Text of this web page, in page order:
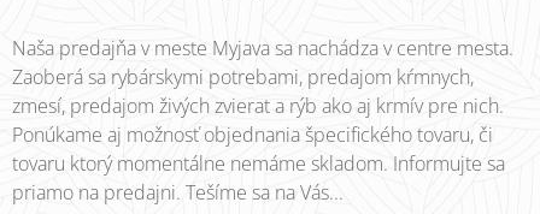
Naša predajňa v meste Myjava sa nachádza v centre mesta.
Zaoberá sa rybárskymi potrebami, predajom kŕmnych,
zmesí, predajom živých zvierat a rýb ako aj krmív pre nich.
Ponúkame aj možnosť objednania špecifického tovaru, či
tovaru ktorý momentálne nemáme skladom. Informujte sa
priamo na predajni. Tešíme sa na Vás...